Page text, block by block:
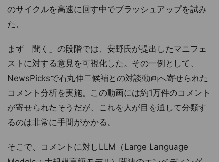
のサイクルを高速に回す中でブラッシュアップを試み
た。
まず「聞く」の段階では、安野氏が提出したマニフェ
ストに対する意見を可視化した。その一例として、
NewsPicksで石丸伸二候補との対談動画へ寄せられた
コメント分析を実施。この動画には約1万件のコメント
が寄せられたそうだが、これを人が目を通して分類す
るのは非常に手間がかかる。
そこで、コメントに対しLLM（Large Language